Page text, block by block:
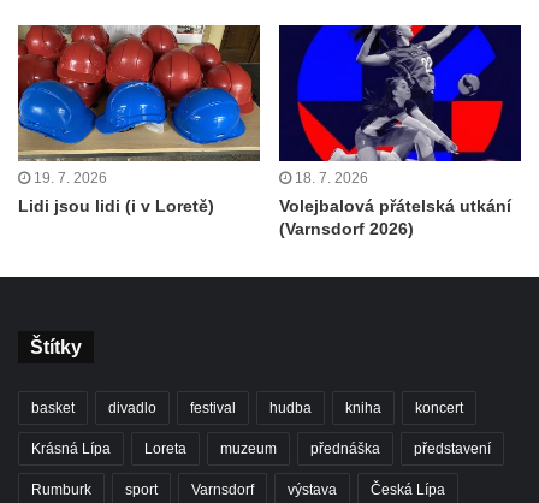
19. 7. 2026
Lidi jsou lidi (i v Loretě)
18. 7. 2026
Volejbalová přátelská utkání
(Varnsdorf 2026)
Štítky
basket divadlo festival hudba kniha koncert
Krásná Lípa Loreta muzeum přednáška představení
Rumburk sport Varnsdorf výstava Česká Lípa